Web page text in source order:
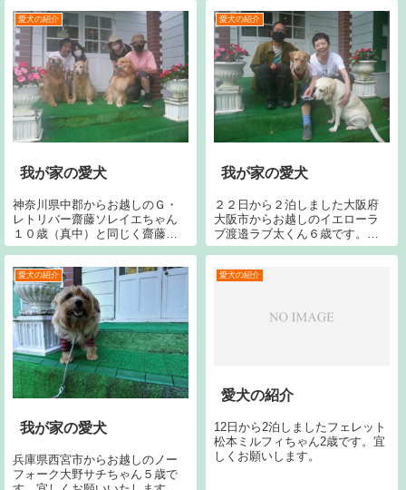
愛犬の紹介
我が家の愛犬
神奈川県中郡からお越しのＧ・
レトリバー齋藤ソレイエちゃん
１０歳（真中）と同じく齋藤フ
ルールちゃん１０歳（左）で
県守谷市からお越しのＧ・レト
リバー松本ベンツくん６歳
（右）です。宜しくお願いしま
す。
愛犬の紹介
我が家の愛犬
２２日から２泊しました大阪府
大阪市からお越しのイエローラ
ブ渡邉ラブ太くん６歳です。今
回で２１回目です。宜しくお願
ヌです。
愛犬の紹介
我が家の愛犬
兵庫県西宮市からお越しのノー
フォーク大野サチちゃん５歳で
愛犬の紹介
愛犬の紹介
12日から2泊しましたフェレット
松本ミルフィちゃん2歳です。宜
しくお願いします。